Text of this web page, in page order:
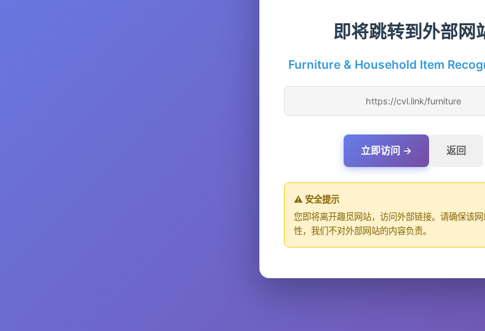
即将跳转到外部网
Furniture & Household Item
https://cvl.link/furniture
立即访问 → 返回
⚠️ 安全提示
您即将离开趣觅网站，访问外部链接。请确保该
性，我们不对外部网站的内容负责。